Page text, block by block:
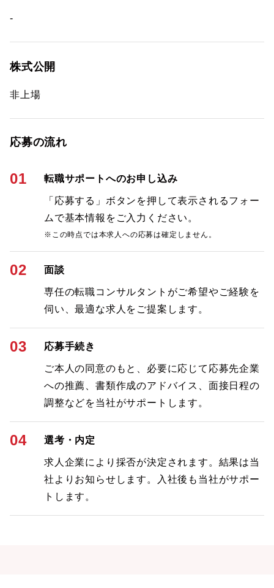
-
株式公開
非上場
応募の流れ
01 転職サポートへのお申し込み
「応募する」ボタンを押して表示されるフォー
ムで基本情報をご入力ください。
※この時点では本求人への応募は確定しません。
02 面談
専任の転職コンサルタントがご希望やご経験を
伺い、最適な求人をご提案します。
03 応募手続き
ご本人の同意のもと、必要に応じて応募先企業
への推薦、書類作成のアドバイス、面接日程の
調整などを当社がサポートします。
04 選考・内定
求人企業により採否が決定されます。結果は当
社よりお知らせします。入社後も当社がサポー
トします。